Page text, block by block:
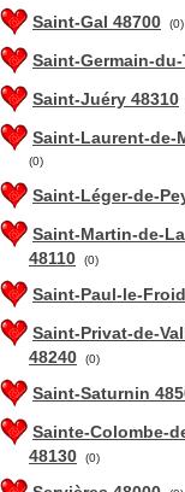
Saint-Gal 48700 (0)
Saint-Germain-
Saint-Juéry 48310
Saint-Laurent-de-
(0)
Saint-Léger-de-
Saint-Martin-de-
48110
(0)
Saint-Paul-le-
Saint-Privat-de-
48240
(0)
Saint-Saturnin
Sainte-Colombe-
48130
(0)